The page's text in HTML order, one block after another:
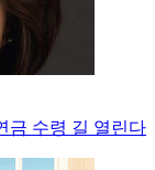
금 수령 길 열린다